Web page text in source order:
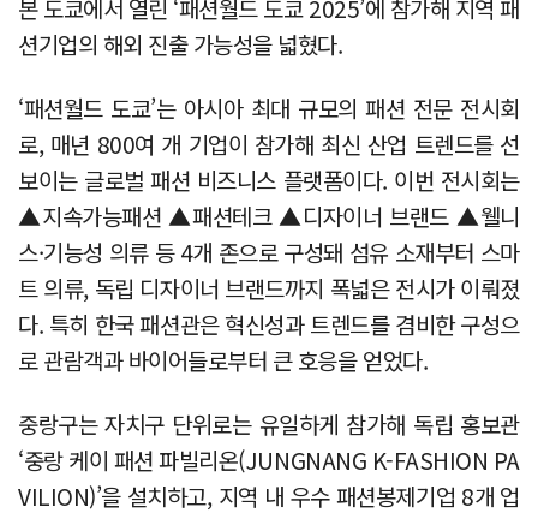
본 도쿄에서 열린 ‘패션월드 도쿄 2025’에 참가해 지역 패
션기업의 해외 진출 가능성을 넓혔다.
‘패션월드 도쿄’는 아시아 최대 규모의 패션 전문 전시회
로, 매년 800여 개 기업이 참가해 최신 산업 트렌드를 선
보이는 글로벌 패션 비즈니스 플랫폼이다. 이번 전시회는
▲지속가능패션 ▲패션테크 ▲디자이너 브랜드 ▲웰니
스·기능성 의류 등 4개 존으로 구성돼 섬유 소재부터 스마
트 의류, 독립 디자이너 브랜드까지 폭넓은 전시가 이뤄졌
다. 특히 한국 패션관은 혁신성과 트렌드를 겸비한 구성으
로 관람객과 바이어들로부터 큰 호응을 얻었다.
중랑구는 자치구 단위로는 유일하게 참가해 독립 홍보관
‘중랑 케이 패션 파빌리온(JUNGNANG K-FASHION PA
VILION)’을 설치하고, 지역 내 우수 패션봉제기업 8개 업